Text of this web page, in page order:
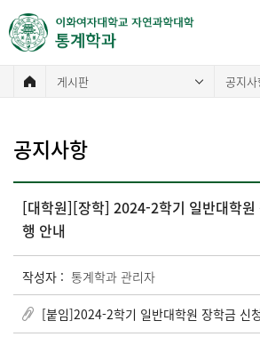
게시판 공지
공지사항
[대학원][장학] 2024-2학기 일반대학원
행 안내
작성자 : 통계학과 관리자
[붙임]2024-2학기 일반대학원 장학금 신